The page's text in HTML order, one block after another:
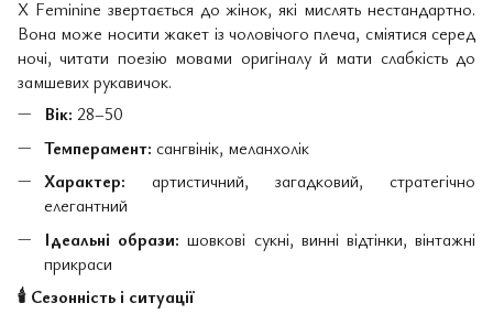
X Feminine звертається до жінок, які мислять нестандартно.
Вона може носити жакет із чоловічого плеча, сміятися серед
ночі, читати поезію мовами оригіналу й мати слабкість до
замшевих рукавичок.
Вік: 28–50
Темперамент: сангвінік, меланхолік
Характер: артистичний, загадковий, стратегічно
елегантний
Ідеальні образи: шовкові сукні, винні відтінки, вінтажні
прикраси
🕯 Сезонність і ситуації